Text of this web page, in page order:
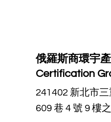
俄羅斯商環宇
Certification
241402 新北市
609 巷 4 號 9 樓